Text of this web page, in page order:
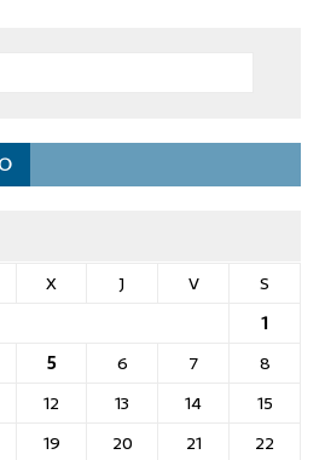
X J V
S
1
5 6 7
8
12 13 14
15
19 20 21
22